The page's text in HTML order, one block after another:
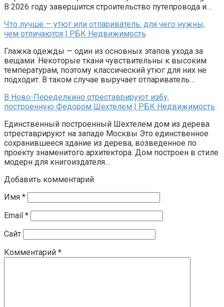
В 2026 году завершится строительство путепровода и…
Что лучше — утюг или отпариватель: для чего нужны,
чем отличаются | РБК Недвижимость
Глажка одежды — один из основных этапов ухода за
вещами. Некоторые ткани чувствительны к высоким
температурам, поэтому классический утюг для них не
подходит. В таком случае выручает отпариватель…
В Ново-Переделкино отреставрируют избу,
построенную Федором Шехтелем | РБК Недвижимость
Единственный построенный Шехтелем дом из дерева
отреставрируют на западе Москвы Это единственное
сохранившееся здание из дерева, возведенное по
проекту знаменитого архитектора. Дом построен в стиле
модерн для книгоиздателя…
Добавить комментарий
Имя *
Email *
Сайт
Комментарий *